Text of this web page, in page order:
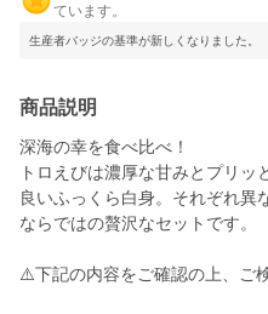
ています。
生産者バッジの基準が新しくなりました。
商品説明
深海の幸を食べ比べ！
トロえびは濃厚な甘みとプリ
良いふっくら白身。それぞれ異
ならではの贅沢なセットです。
⚠️下記の内容をご確認の上、ご